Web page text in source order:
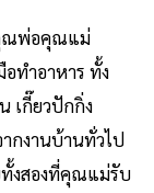
ณพ่อคุณแม่
ทำอาหาร ทั้ง
เกี๊ยวปักกิ่ง
กงานบ้านทั่วไป
ทั้งสองที่คุณแม่รับ